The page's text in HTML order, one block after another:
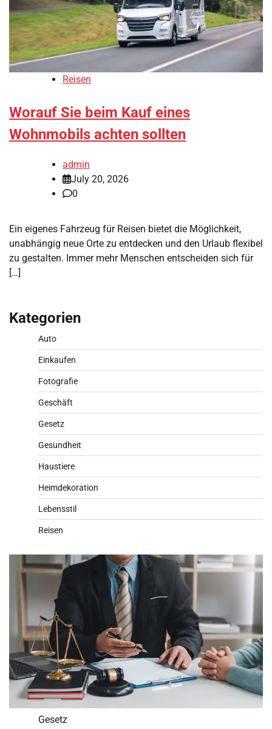
Reisen
Worauf Sie beim Kauf eines
Wohnmobils achten sollten
admin
July 20, 2026
0
Ein eigenes Fahrzeug für Reisen bietet die Möglichkeit,
unabhängig neue Orte zu entdecken und den Urlaub flexibel
zu gestalten. Immer mehr Menschen entscheiden sich für
[…]
Kategorien
Auto
Einkaufen
Fotografie
Geschäft
Gesetz
Gesundheit
Haustiere
Heimdekoration
Lebensstil
Reisen
Gesetz